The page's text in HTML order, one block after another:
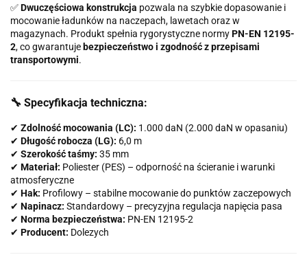
✅Dwuczęściowa konstrukcja pozwala na szybkie dopasowanie i
mocowanie ładunków na naczepach, lawetach oraz w
magazynach. Produkt spełnia rygorystyczne normyPN-EN 12195-
2, co gwarantuje bezpieczeństwo i zgodność z przepisami
transportowymi.
🔧 Specyfikacja techniczna:
✔ Zdolność mocowania (LC): 1.000 daN (2.000 daN w opasaniu)
✔ Długość robocza (LG): 6,0 m
✔ Szerokość taśmy: 35 mm
✔ Materiał: Poliester (PES) – odporność na ścieranie i warunki
atmosferyczne
✔ Hak: Profilowy – stabilne mocowanie do punktów zaczepowych
✔ Napinacz: Standardowy – precyzyjna regulacja napięcia pasa
✔ Norma bezpieczeństwa: PN-EN 12195-2
✔ Producent: Dolezych